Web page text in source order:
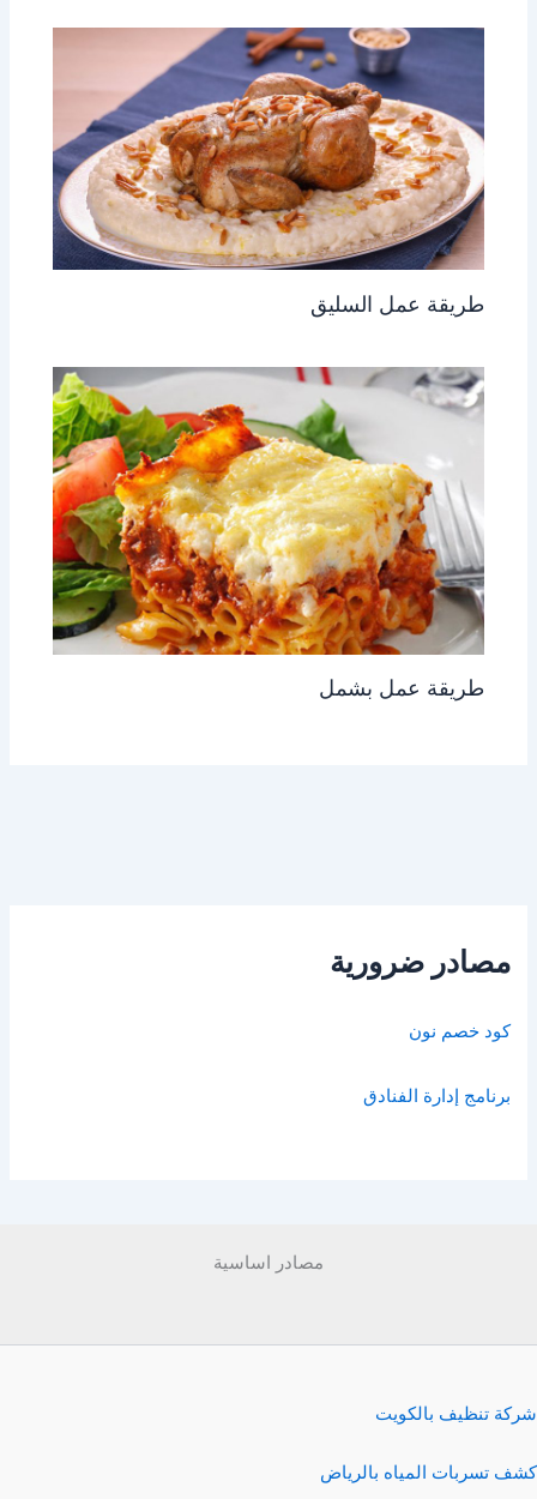
طريقة عمل السليق
طريقة عمل بشمل
مصادر ضرورية
كود خصم نون
برنامج إدارة الفنادق
مصادر اساسية
شركة تنظيف بالكويت
كشف تسربات المياه بالرياض